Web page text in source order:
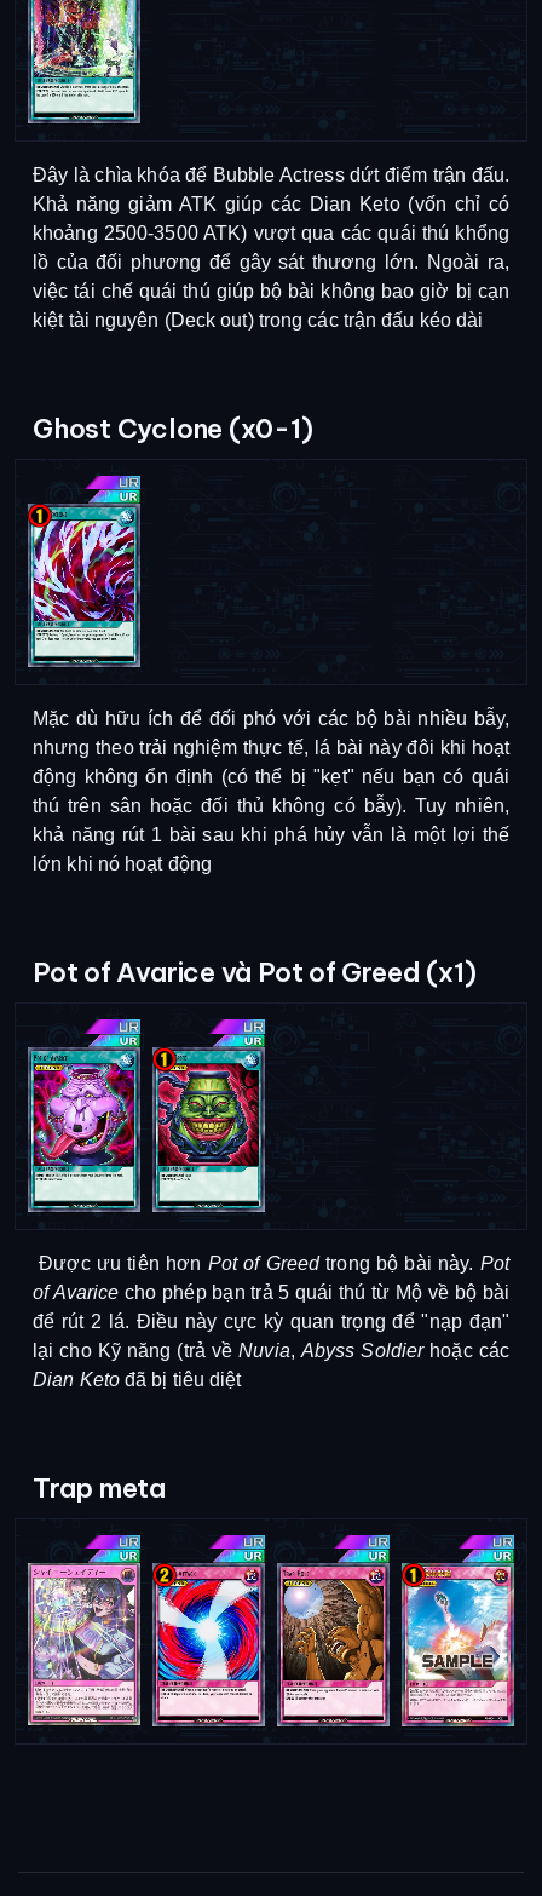
Đây là chìa khóa để Bubble Actress dứt điểm trận đấu.
Khả năng giảm ATK giúp các Dian Keto (vốn chỉ có
khoảng 2500-3500 ATK) vượt qua các quái thú khổng
lồ của đối phương để gây sát thương lớn. Ngoài ra,
việc tái chế quái thú giúp bộ bài không bao giờ bị cạn
kiệt tài nguyên (Deck out) trong các trận đấu kéo dài
Ghost Cyclone (x0-1)
Mặc dù hữu ích để đối phó với các bộ bài nhiều bẫy,
nhưng theo trải nghiệm thực tế, lá bài này đôi khi hoạt
động không ổn định (có thể bị "kẹt" nếu bạn có quái
thú trên sân hoặc đối thủ không có bẫy).Tuy nhiên,
khả năng rút 1 bài sau khi phá hủy vẫn là một lợi thế
lớn khi nó hoạt động
Pot of Avarice và Pot of Greed (x1)
Được ưu tiên hơn Pot of Greedtrong bộ bài này. Pot
of Avarice cho phép bạn trả 5 quái thú từ Mộ về bộ bài
để rút 2 lá. Điều này cực kỳ quan trọng để "nạp đạn"
lại cho Kỹ năng (trả vềNuvia, Abyss Soldierhoặc các
Dian Ketođã bị tiêu diệt
Trap meta